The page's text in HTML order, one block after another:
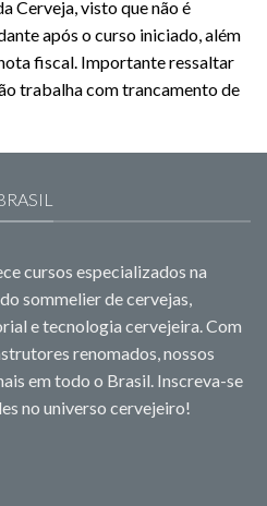
Cerveja, visto que não é
após o curso iniciado, além
fiscal. Importante ressaltar
trabalha com trancamento de
cursos especializados na
sommelier de cervejas,
e tecnologia cervejeira. Com
renomados, nossos
em todo o Brasil. Inscreva-se
no universo cervejeiro!